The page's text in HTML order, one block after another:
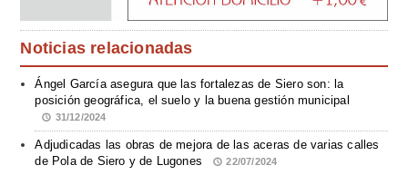
Noticias relacionadas
Ángel García asegura que las fortalezas de Siero son: la
posición geográfica, el suelo y la buena gestión municipal
31/12/2024
Adjudicadas las obras de mejora de las aceras de varias calles
de Pola de Siero y de Lugones
22/07/2024